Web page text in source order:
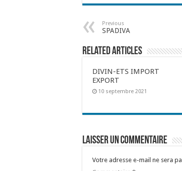
Previous
SPADIVA
Related Articles
DIVIN-ETS IMPORT
EXPORT
10 septembre 2021
Laisser un commentaire
Votre adresse e-mail ne sera